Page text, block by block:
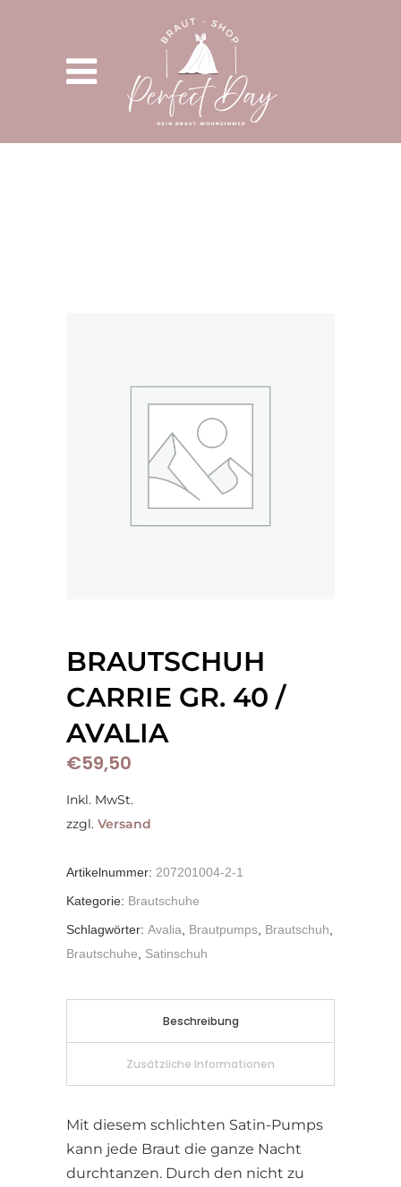
BRAUTSCHUH
CARRIE GR. 40 /
AVALIA
€59,50
Inkl. MwSt.
zzgl. Versand
Artikelnummer: 207201004-2-1
Kategorie: Brautschuhe
Schlagwörter: Avalia Brautpumps Brautschuh
Brautschuhe
Satinschuh
Beschreibung
Zusätzliche Informationen
Mit diesem schlichten Satin-Pumps
kann jede Braut die ganze Nacht
durchtanzen. Durch den nicht zu